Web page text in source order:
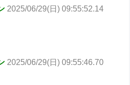
2025/06/29(日) 09:55:52.14
2025/06/29(日) 09:55:46.70